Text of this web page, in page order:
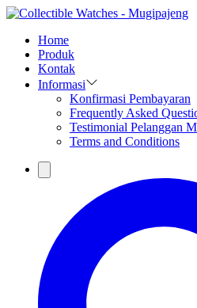
Home
Produk
Kontak
Informasi
Konfirmasi Pembayaran
Frequently Asked
Testimonial Pelanggan
Terms and Conditions